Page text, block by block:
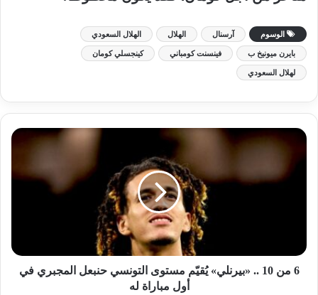
الوسوم آرسنال الهلال الهلال السعودي
بايرن ميونيخ ب فينسنت كومباني كينجسلي كومان
لهلال السعودي
6 من 10 .. «بيرنلي» يُقيّم مستوى التونسي حنبعل المجبري في
أول مباراة له